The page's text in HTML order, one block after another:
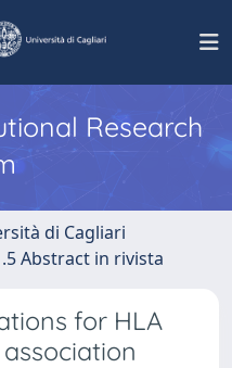
Research
di Cagliari
Abstract in rivista
for HLA